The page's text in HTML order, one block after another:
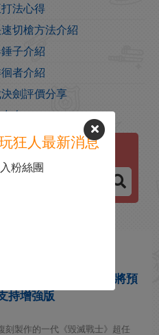
法心得
切槍方法介紹
子介紹
者介紹
決劍評價分享
略
：永恆
戰士》超任卡帶版即將預
持增強版
刻製作的一代《毀滅戰士》超任
狂人最新消息
粉絲團